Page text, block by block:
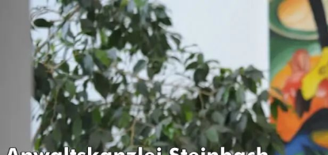
Inhalt
springen